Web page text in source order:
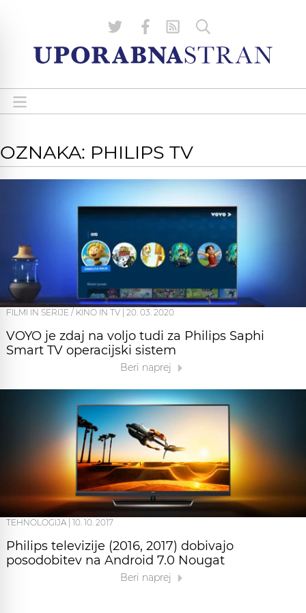
OZNAKA: PHILIPS TV
FILMI IN SERIJE / KINO IN TV 20. 03. 2020
VOYO je zdaj na voljo tudi za Philips Saphi
Smart TV operacijski sistem
Beri naprej
TEHNOLOGIJA 10. 10. 2017
Philips televizije (2016, 2017) dobivajo
posodobitev na Android 7.0 Nougat
Beri naprej